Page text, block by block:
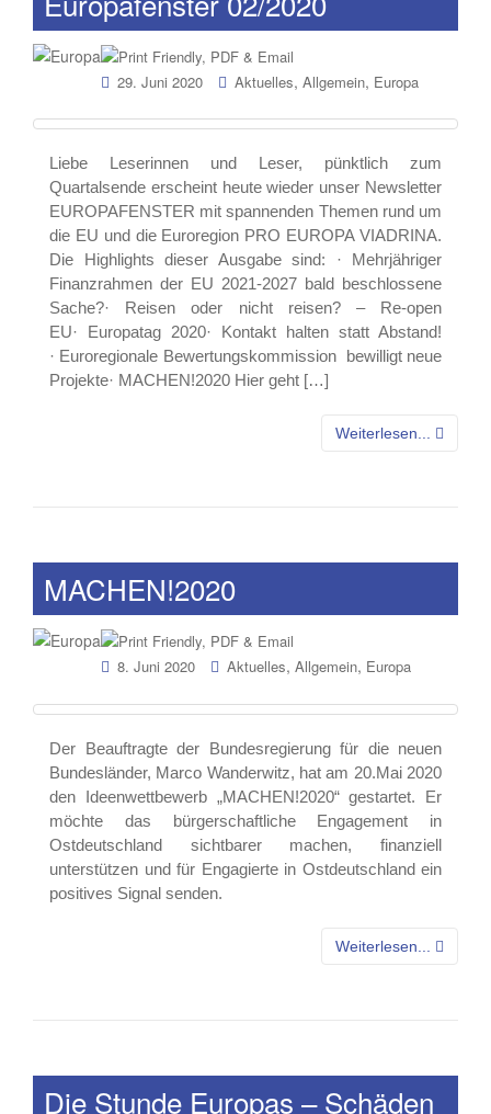
29. Juni 2020 Aktuelles, Allgemein, Europa
Liebe Leserinnen und Leser, pünktlich zum
Quartalsende erscheint heute wieder unser Newsletter
EUROPAFENSTER mit spannenden Themen rund um
die EU und die Euroregion PRO EUROPA VIADRINA.
Die Highlights dieser Ausgabe sind: · Mehrjähriger
Finanzrahmen der EU 2021-2027 bald beschlossene
Sache?· Reisen oder nicht reisen? – Re-open
EU· Europatag 2020· Kontakt halten statt Abstand!
· Euroregionale Bewertungskommission bewilligt neue
Projekte· MACHEN!2020 Hier geht […]
Weiterlesen...
MACHEN!2020
8. Juni 2020 Aktuelles, Allgemein, Europa
Der Beauftragte der Bundesregierung für die neuen
Bundesländer, Marco Wanderwitz, hat am 20.Mai 2020
den Ideenwettbewerb „MACHEN!2020“ gestartet. Er
möchte das bürgerschaftliche Engagement in
Ostdeutschland sichtbarer machen, finanziell
unterstützen und für Engagierte in Ostdeutschland ein
positives Signal senden.
Weiterlesen...
Die Stunde Europas – Schäden